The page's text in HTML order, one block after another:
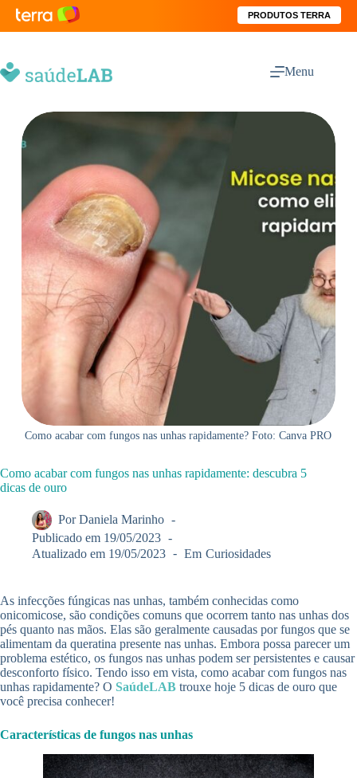
PRODUTOS TERRA
Menu
Como acabar com fungos nas unhas rapidamente? Foto: Canva PRO
Como acabar com fungos nas unhas rapidamente: descubra 5
dicas de ouro
Por Daniela Marinho
Publicado em 19/05/2023
Atualizado em 19/05/2023 Em Curiosidades
As infecções fúngicas nas unhas, também conhecidas como
onicomicose, são condições comuns que ocorrem tanto nas unhas dos
pés quanto nas mãos. Elas são geralmente causadas por fungos que se
alimentam da queratina presente nas unhas. Embora possa parecer um
problema estético, os fungos nas unhas podem ser persistentes e causar
desconforto físico. Tendo isso em vista, como acabar com fungos nas
unhas rapidamente? O SaúdeLAB trouxe hoje 5 dicas de ouro que
você precisa conhecer!
Características de fungos nas unhas